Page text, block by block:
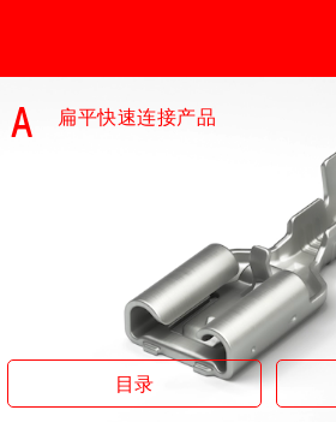
A 扁平快速连接产品
目录